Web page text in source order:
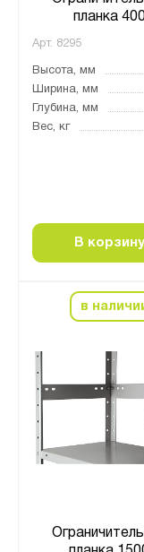
планка
Арт. 8295
Высота, мм
Ширина, мм
Глубина, мм
Вес, кг
В корзину
в